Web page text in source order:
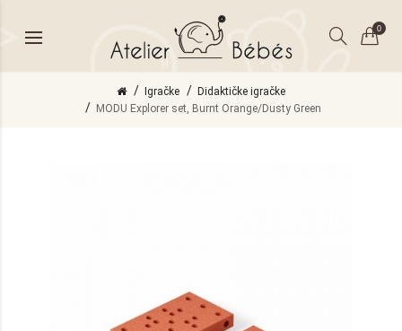
0
Igračke
Didaktičke igračke
MODU Explorer set, Burnt Orange/Dusty Green